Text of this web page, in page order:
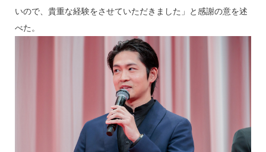
いので、貴重な経験をさせていただきました」と感謝の意を述
べた。